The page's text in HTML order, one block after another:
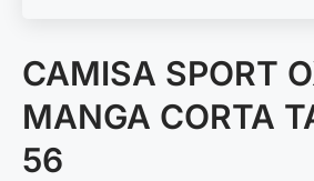
CAMISA SPORT
MANGA CORTA
56